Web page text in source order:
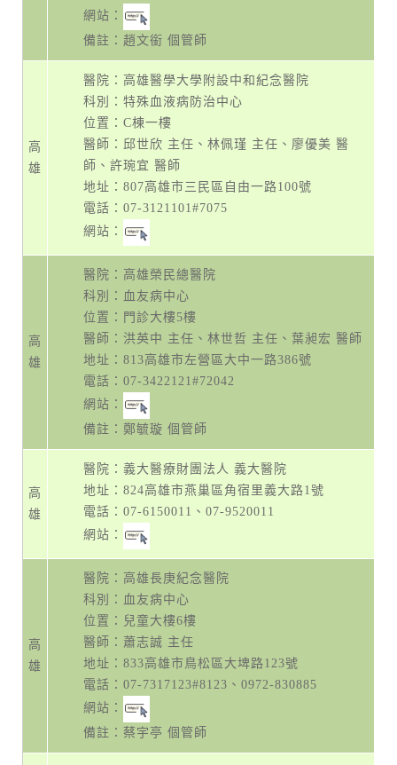
網站：
備註：趙文銜 個管師
高
雄
醫院：高雄醫學大學附設中和紀念醫院
科別：特殊血液病防治中心
位置：C棟一樓
醫師：邱世欣 主任、林佩瑾 主任、廖優美 醫
師、許琬宜 醫師
地址： 807高雄市三民區自由一路100號
電話： 07-3121101#7075
網站：
高
雄
醫院：高雄榮民總醫院
科別：血友病中心
位置：門診大樓5樓
醫師：洪英中 主任、林世哲 主任、葉昶宏 醫師
地址： 813高雄市左營區大中一路386號
電話： 07-3422121#72042
網站：
備註：鄭毓璇 個管師
高
雄
醫院：義大醫療財團法人 義大醫院
地址： 824高雄市燕巢區角宿里義大路1號
電話： 07-6150011 、 07-9520011
網站：
高
雄
醫院：高雄長庚紀念醫院
科別：血友病中心
位置：兒童大樓6樓
醫師：蕭志誠 主任
地址： 833高雄市鳥松區大埤路123號
電話： 07-7317123#8123 、 0972-830885
網站：
備註：蔡宇亭 個管師